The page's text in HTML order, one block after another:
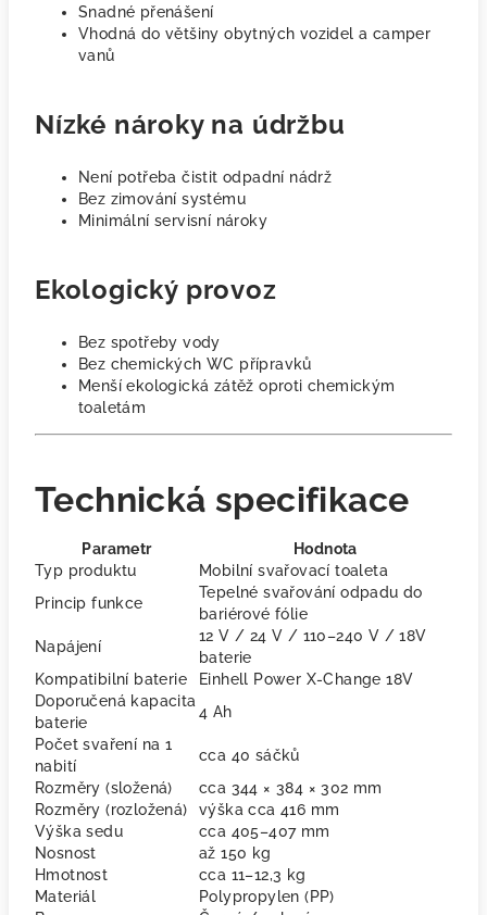
Snadné přenášení
Vhodná do většiny obytných vozidel a camper
vanů
Nízké nároky na údržbu
Není potřeba čistit odpadní nádrž
Bez zimování systému
Minimální servisní nároky
Ekologický provoz
Bez spotřeby vody
Bez chemických WC přípravků
Menší ekologická zátěž oproti chemickým
toaletám
Technická specifikace
Parametr
Hodnota
Typ produktu
Mobilní svařovací toaleta
Princip funkce
Tepelné svařování odpadu do
bariérové fólie
Napájení
12 V / 24 V / 110–240 V / 18V
baterie
Kompatibilní baterie
Einhell Power X-Change 18V
Doporučená kapacita
baterie
4 Ah
Počet svaření na 1
nabití
cca 40 sáčků
Rozměry (složená)
cca 344 × 384 × 302 mm
Rozměry (rozložená)
výška cca 416 mm
Výška sedu
cca 405–407 mm
Nosnost
až 150 kg
Hmotnost
cca 11–12,3 kg
Materiál
Polypropylen (PP)